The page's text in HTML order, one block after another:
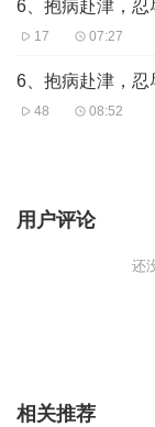
6、抱病赴津，忍
17 07:27
6、抱病赴津，忍
48 08:52
用户评论
还
相关推荐